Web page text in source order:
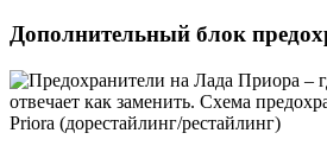
Дополнительный блок